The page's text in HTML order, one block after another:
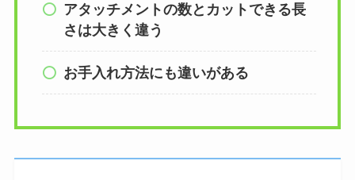
アタッチメントの数とカットできる長
さは大きく違う
お手入れ方法にも違いがある